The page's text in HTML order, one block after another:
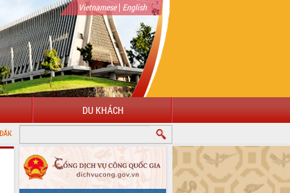
Vietnamese| English
DU KHÁCH